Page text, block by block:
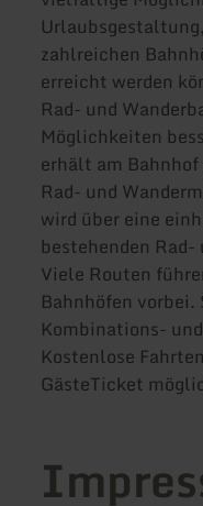
zahlreichen
erreicht werden
Rad- und
Möglichkeiten
erhält am
Rad- und
wird über eine
bestehenden
Viele Routen
Bahnhöfen vorbei.
Kombinations-
Kostenlose
GästeTicket